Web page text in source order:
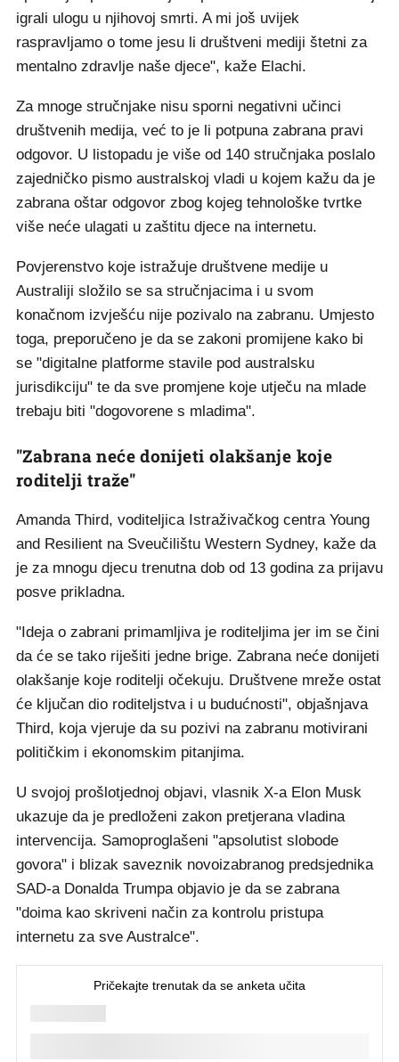
igrali ulogu u njihovoj smrti. A mi još uvijek
raspravljamo o tome jesu li društveni mediji štetni za
mentalno zdravlje naše djece", kaže Elachi.
Za mnoge stručnjake nisu sporni negativni učinci
društvenih medija, već to je li potpuna zabrana pravi
odgovor. U listopadu je više od 140 stručnjaka poslalo
zajedničko pismo australskoj vladi u kojem kažu da je
zabrana oštar odgovor zbog kojeg tehnološke tvrtke
više neće ulagati u zaštitu djece na internetu.
Povjerenstvo koje istražuje društvene medije u
Australiji složilo se sa stručnjacima i u svom
konačnom izvješću nije pozivalo na zabranu. Umjesto
toga, preporučeno je da se zakoni promijene kako bi
se "digitalne platforme stavile pod australsku
jurisdikciju" te da sve promjene koje utječu na mlade
trebaju biti "dogovorene s mladima".
"Zabrana neće donijeti olakšanje koje
roditelji traže"
Amanda Third, voditeljica Istraživačkog centra Young
and Resilient na Sveučilištu Western Sydney, kaže da
je za mnogu djecu trenutna dob od 13 godina za prijavu
posve prikladna.
"Ideja o zabrani primamljiva je roditeljima jer im se čini
da će se tako riješiti jedne brige. Zabrana neće donijeti
olakšanje koje roditelji očekuju. Društvene mreže ostat
će ključan dio roditeljstva i u budućnosti", objašnjava
Third, koja vjeruje da su pozivi na zabranu motivirani
političkim i ekonomskim pitanjima.
U svojoj prošlotjednoj objavi, vlasnik X-a Elon Musk
ukazuje da je predloženi zakon pretjerana vladina
intervencija. Samoproglašeni "apsolutist slobode
govora" i blizak saveznik novoizabranog predsjednika
SAD-a Donalda Trumpa objavio je da se zabrana
"doima kao skriveni način za kontrolu pristupa
internetu za sve Australce".